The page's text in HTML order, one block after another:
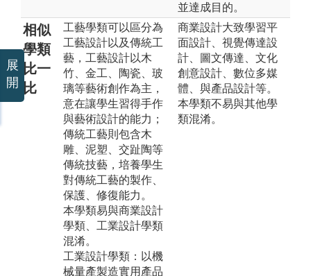
並達成目的。
相似
學類
比一
比
工藝學類可以區分為
工藝設計以及傳統工
藝，工藝設計以木
竹、金工、陶瓷、玻
璃等藝術創作為主，
意在讓學生習得手作
與藝術設計的能力；
傳統工藝則包含木
雕、泥塑、交趾陶等
傳統技藝，培養學生
對傳統工藝的製作、
保護、修復能力。
本學類易與商業設計
學類、工業設計學類
混淆。
工業設計學類：以機
械量產製造實用產品
商業設計大致學習平
面設計、視覺傳達設
計、圖文傳達、文化
創意設計、數位多媒
體、與產品設計等。
本學類不易與其他學
類混淆。
展
開